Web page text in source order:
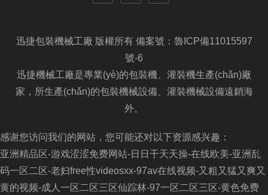
迅捷包裝機械工廠 版權所有 備案號：魯ICP備11015597
號-6
迅捷機械工廠是專業(yè)的包裝機、灌裝機生產(chǎn)廠
家，所生產(chǎn)的包裝機械設備、灌裝機械設備遠銷海
外。
感谢您访问我们的网站，您可能还对以下资源感兴趣：
亚洲精品区-游戏涩涩免费网站-日日干天天操-在线欧美-亚洲乱
码一区二区-老妇free性videosxx-97av在线视频-又粗又猛又爽又
黄的视频-成人一区二区三区仙踪林-97一区二区三区-黄色免费